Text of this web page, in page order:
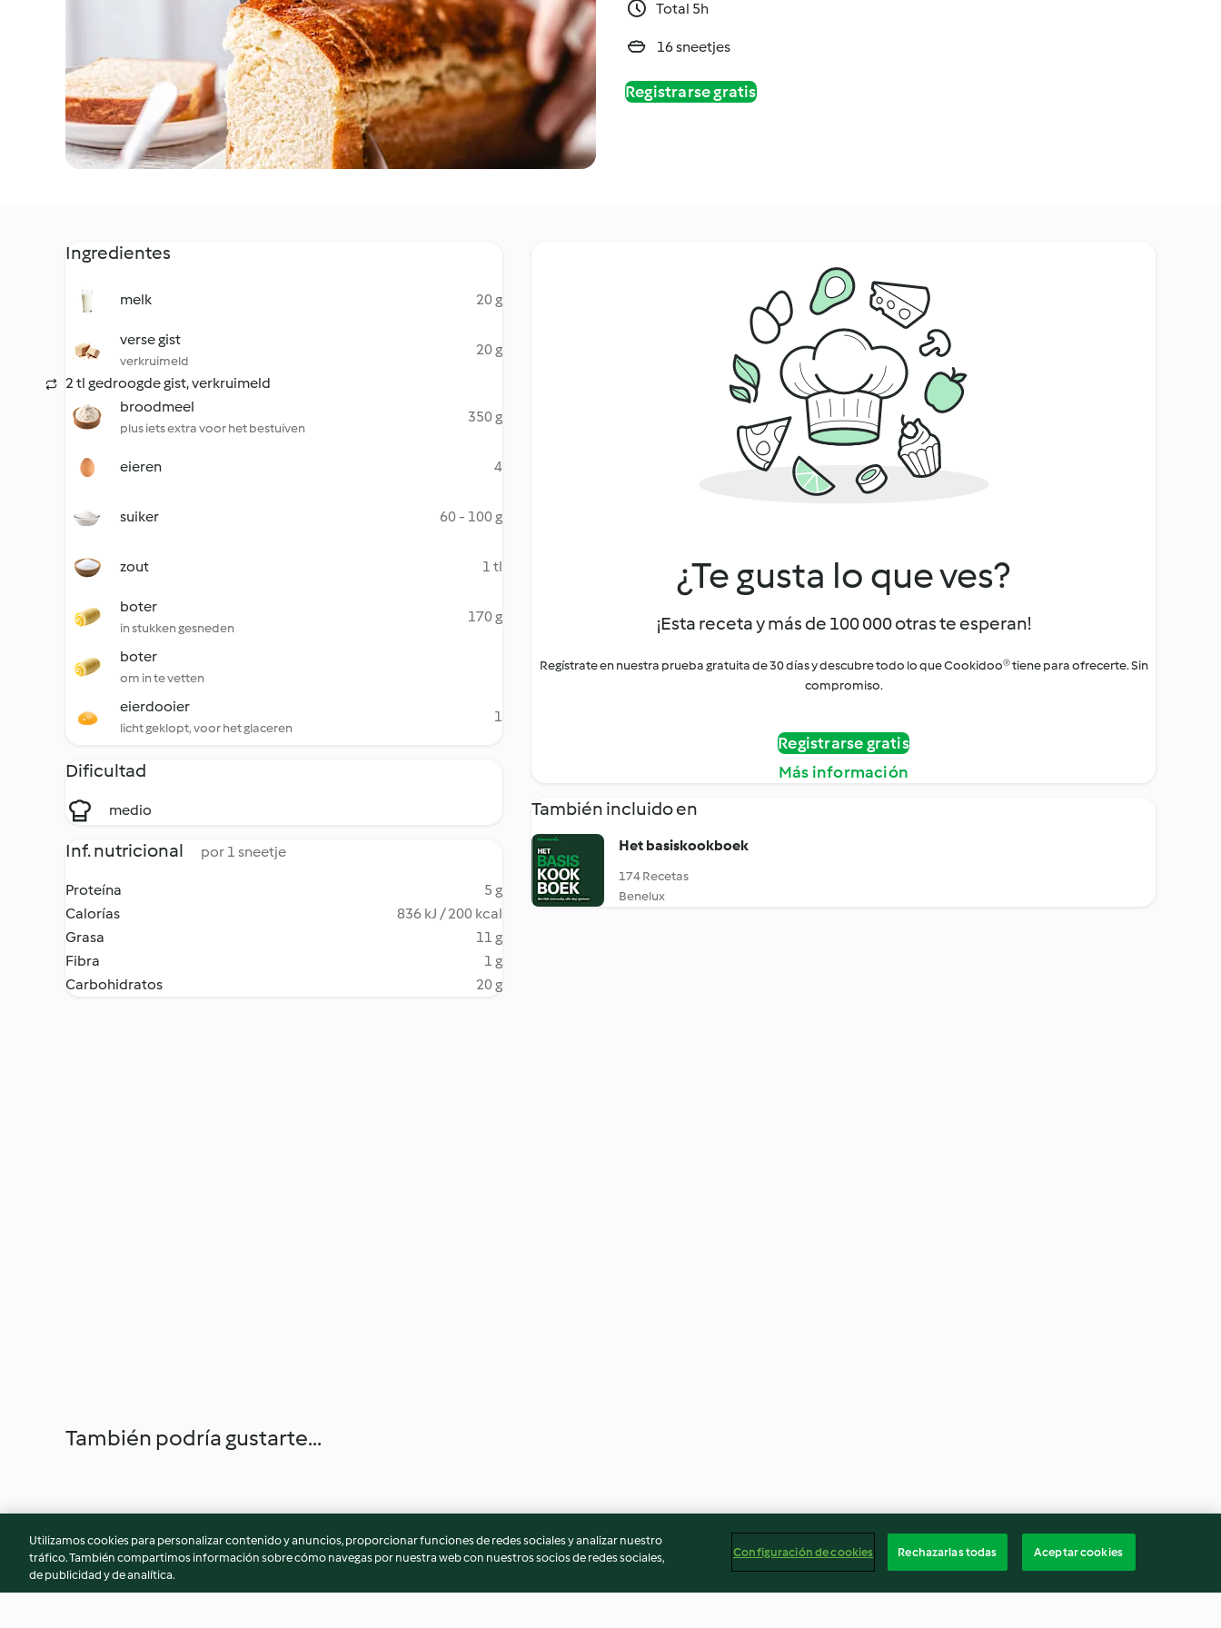
Total 5h
16 sneetjes
Registrarse gratis
Ingredientes
melk 20 g
verse gist
verkruimeld
20 g
2 tl gedroogde gist, verkruimeld
broodmeel
plus iets extra voor het bestuiven
350 g
eieren 4
suiker 60 - 100 g
zout 1 tl
boter
in stukken gesneden
170 g
boter
om in te vetten
eierdooier
licht geklopt, voor het glaceren
1
Dificultad
medio
Inf. nutricional por 1 sneetje
Proteína
5 g
Calorías
836 kJ / 200 kcal
Grasa
11 g
Fibra
1 g
Carbohidratos
20 g
¿Te gusta lo que ves?
¡Esta receta y más de 100 000 otras te esperan!
Regístrate en nuestra prueba gratuita de 30 días y descubre todo lo que Cookidoo® tiene para ofrecerte. Sin
compromiso.
Registrarse gratis
Más información
También incluido en
Het basiskookboek
174 Recetas
Benelux
También podría gustarte...
Utilizamos cookies para personalizar contenido y anuncios, proporcionar funciones de redes sociales y analizar nuestro
tráfico. También compartimos información sobre cómo navegas por nuestra web con nuestros socios de redes sociales,
de publicidad y de analítica.
Configuración de cookies Rechazarlas todas Aceptar cookies